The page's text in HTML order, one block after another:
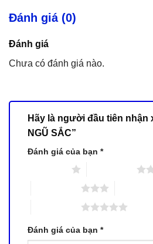
Đánh giá (0)
Đánh giá
Chưa có đánh giá nào.
Hãy là người đầu tiên nhận
NGŨ SẮC”
Đánh giá của bạn *
Đánh giá của bạn *